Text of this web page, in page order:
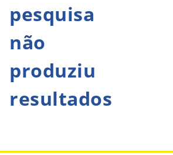
pesquisa
não
produziu
resultados